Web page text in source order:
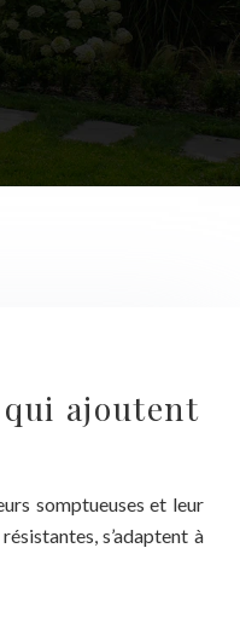
ajoutent
somptueuses et leur
s’adaptent à